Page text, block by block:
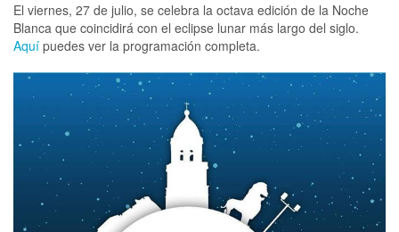
El viernes, 27 de julio, se celebra la octava edición de la Noche
Blanca que coincidirá con el eclipse lunar más largo del siglo.
Aquí puedes ver la programación completa.